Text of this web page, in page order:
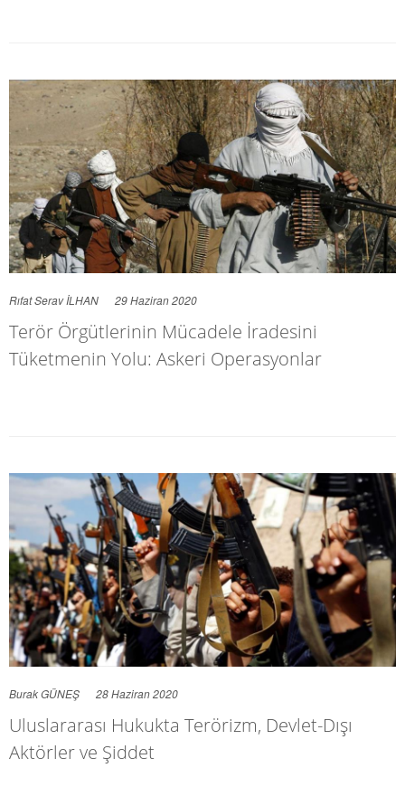
Rıfat Serav İLHAN 29 Haziran 2020
Terör Örgütlerinin Mücadele İradesini
Tüketmenin Yolu: Askeri Operasyonlar
Burak GÜNEŞ 28 Haziran 2020
Uluslararası Hukukta Terörizm, Devlet-Dışı
Aktörler ve Şiddet